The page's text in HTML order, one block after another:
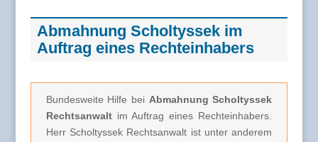
Abmahnung Scholtyssek im
Auftrag eines Rechteinhabers
Bundesweite Hilfe bei Abmahnung Scholtyssek
Rechtsanwalt im Auftrag eines Rechteinhabers.
Herr Scholtyssek Rechtsanwalt ist unter anderem